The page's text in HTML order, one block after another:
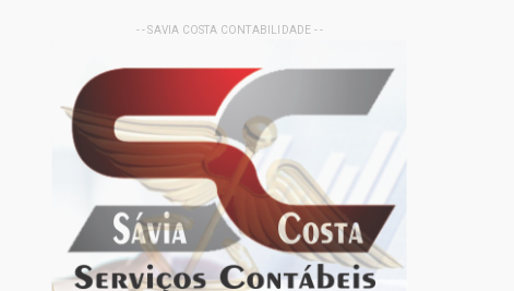
- - SAVIA COSTA CONTABILIDADE - -